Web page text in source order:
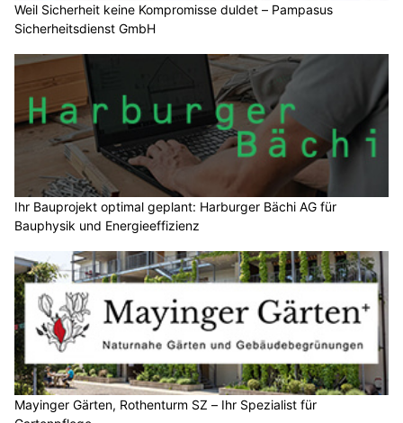
Weil Sicherheit keine Kompromisse duldet – Pampasus
Sicherheitsdienst GmbH
Ihr Bauprojekt optimal geplant: Harburger Bächi AG für
Bauphysik und Energieeffizienz
Mayinger Gärten, Rothenturm SZ – Ihr Spezialist für